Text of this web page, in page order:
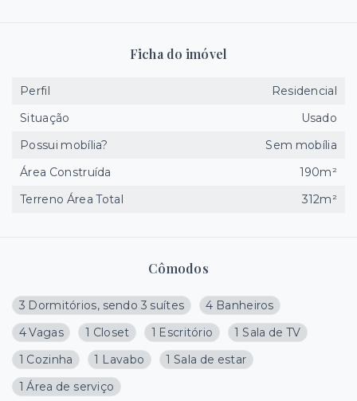
Cômodos
3 Dormitórios, sendo 3 suítes
4 Banheiros
4 Vagas
1 Closet 1 Escritório
1 Sala de TV
1 Cozinha
1 Lavabo
1 Sala de estar
1 Área de serviço
Ficha do imóvel
Perfil
Residencial
Situação
Usado
Possui mobília?
Sem mobília
Área Construída
190m²
Terreno Área Total
312m²